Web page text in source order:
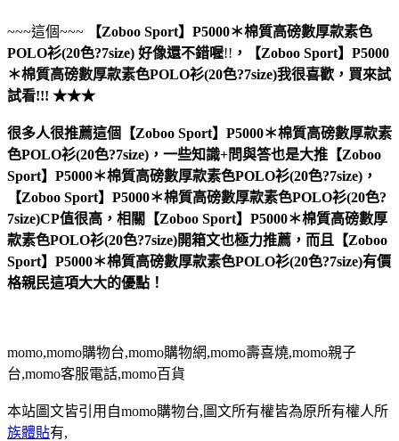
~~~這個~~~
【Zoboo Sport】P5000＊棉質高磅數厚款素色
POLO衫(20色?7size) 好像還不錯喔!! ，
【Zoboo Sport】P5000
＊棉質高磅數厚款素色POLO衫(20色?7size)我很喜歡，買來試
試看!!! ★★★
很多人很推薦這個【Zoboo Sport】P5000＊棉質高磅數厚款素
色POLO衫(20色?7size)，一些知識+問與答也是大推【Zoboo
Sport】P5000＊棉質高磅數厚款素色POLO衫(20色?7size)，
【Zoboo Sport】P5000＊棉質高磅數厚款素色POLO衫(20色?
7size)CP值很高，相關【Zoboo Sport】P5000＊棉質高磅數厚
款素色POLO衫(20色?7size)開箱文也極力推薦，而且【Zoboo
Sport】P5000＊棉質高磅數厚款素色POLO衫(20色?7size)有價
格親民這項大大的優點！
momo,momo購物台,momo購物網,momo壽喜燒,momo親子
台,momo客服電話,momo百貨
本站圖文皆引用自momo購物台,圖文所有權皆為原所有權人所
族體貼有,